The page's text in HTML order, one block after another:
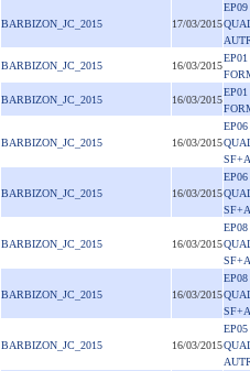
BARBIZON_JC_2015 17/03/2015
BARBIZON_JC_2015 16/03/2015
EP01
BARBIZON_JC_2015 16/03/2015
EP01
BARBIZON_JC_2015 16/03/2015
BARBIZON_JC_2015 16/03/2015
BARBIZON_JC_2015 16/03/2015
BARBIZON_JC_2015 16/03/2015
BARBIZON_JC_2015 16/03/2015